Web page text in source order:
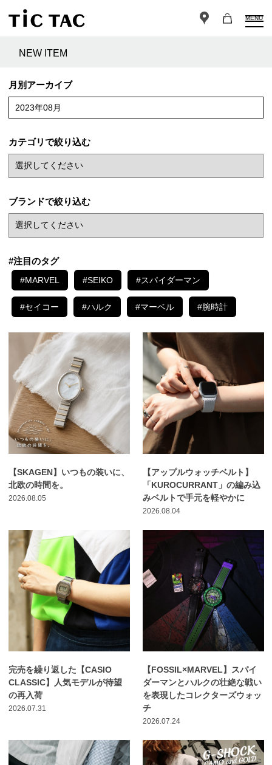
MENU
NEW ITEM
月別アーカイブ
2023年08月
カテゴリで絞り込む
ブランドで絞り込む
#注目のタグ
#MARVEL #SEIKO #スパイダーマン
#セイコー #ハルク #マーベル #腕時計
【SKAGEN】いつもの装いに、
北欧の時間を。
2026.08.05
【アップルウォッチベルト】
「KUROCURRANT」の編み込
みベルトで手元を軽やかに
2026.08.04
完売を繰り返した【CASIO
CLASSIC】人気モデルが待望
の再入荷
2026.07.31
【FOSSIL×MARVEL】スパイ
ダーマンとハルクの壮絶な戦い
を表現したコレクターズウォッ
チ
2026.07.24